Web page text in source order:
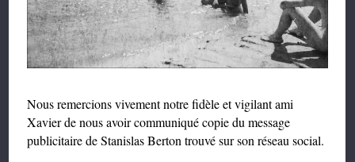
Nous remercions vivement notre fidèle et vigilant ami
Xavier de nous avoir communiqué copie du message
publicitaire de Stanislas Berton trouvé sur son réseau social.